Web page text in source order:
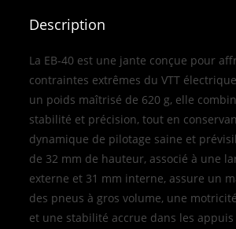
Description
La EB‑40 est une jante conçue pour
contraintes extrêmes du VTT
un poids maîtrisé de 620 g, elle
stabilité et précision, tout en
dynamique de pilotage saine et
de 32 mm de hauteur, associé à une
externe et 31 mm interne, assure un
des pneus à gros volume, une
et une stabilité accrue dans les